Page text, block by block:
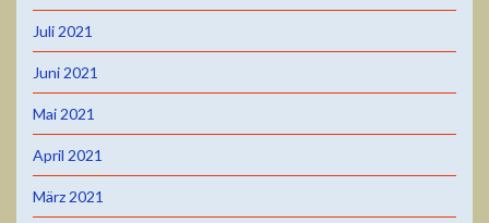
Juli 2021
Juni 2021
Mai 2021
April 2021
März 2021